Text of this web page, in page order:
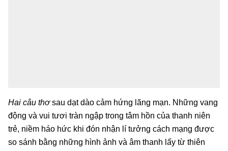
Hai câu thơsau dạt dào cảm hứng lãng mạn. Những vang
động và vui tươi tràn ngập trong tâm hồn của thanh niên
trẻ, niềm háo hức khi đón nhận lí tưởng cách mạng được
so sánh bằng những hình ảnh và âm thanh lấy từ thiên